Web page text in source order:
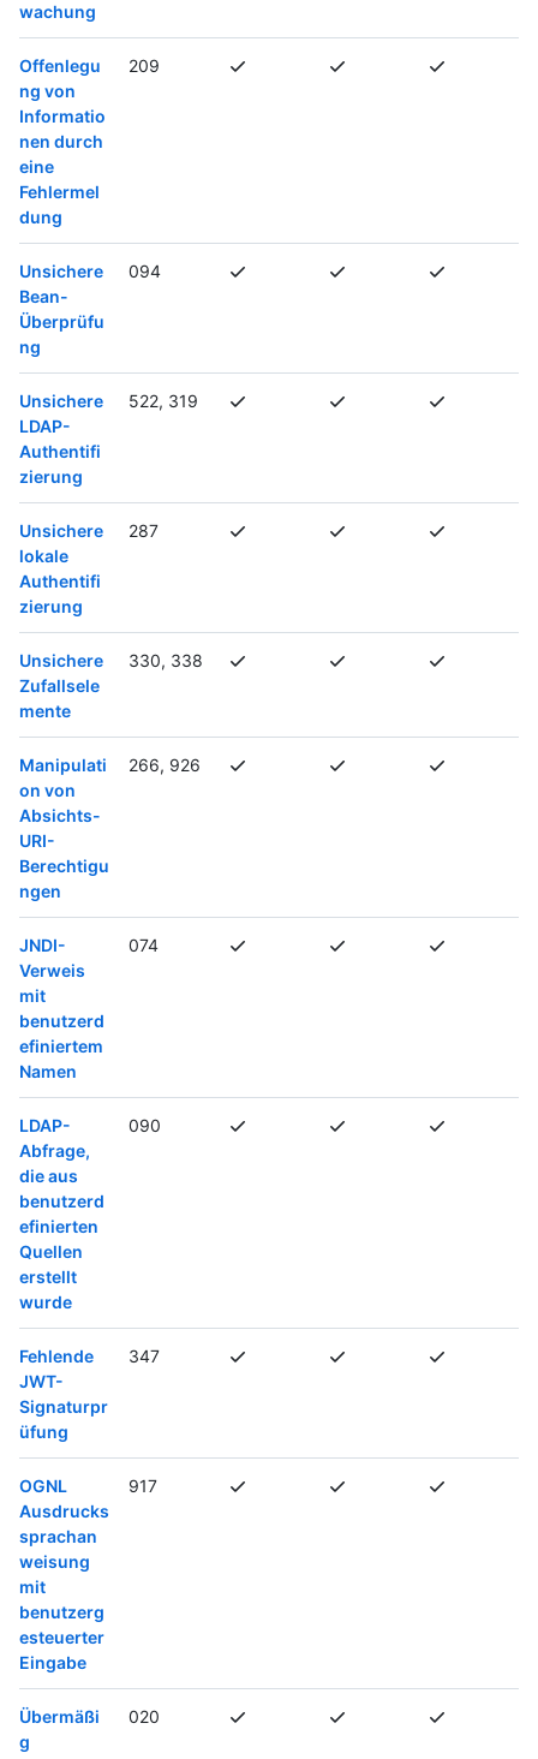
wachung
Offenlegu
ng von
Informatio
nen durch
eine
Fehlermel
dung
209
Unsichere
Bean-
Überprüfu
ng
094
Unsichere
LDAP-
Authentifi
zierung
522, 319
Unsichere
lokale
Authentifi
zierung
287
Unsichere
Zufallsele
mente
330, 338
Manipulati
on von
Absichts-
URI-
Berechtigu
ngen
266, 926
JNDI-
Verweis
mit
benutzerd
efiniertem
Namen
074
LDAP-
Abfrage,
die aus
benutzerd
efinierten
Quellen
erstellt
wurde
090
Fehlende
JWT-
Signaturpr
üfung
347
OGNL
Ausdrucks
sprachan
weisung
mit
benutzerg
esteuerter
Eingabe
917
Übermäßi
g
020